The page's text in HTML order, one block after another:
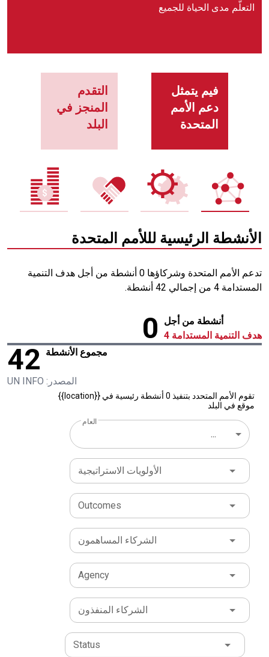
التعلّم مدى الحياة للجميع
فيم يتمثل
دعم الأمم
المتحدة
التقدم
المنجز في
البلد
الأنشطة الرئيسية لللأمم المتحدة
تدعم الأمم المتحدة وشركاؤها 0 أنشطة من أجل هدف التنمية
المستدامة 4 من إجمالي 42 أنشطة.
أنشطة من أجل
هدف التنمية المستدامة 4
0
مجموع الأنشطة 42
المصدر: UN INFO
تقوم الأمم المتحدد بتنفيذ 0 أنشطة رئيسية في {{location}}
موقع في البلد
العام
...
الأولويات الاستراتيجية
Outcomes
الشركاء المساهمون
Agency
الشركاء المنفذون
Status